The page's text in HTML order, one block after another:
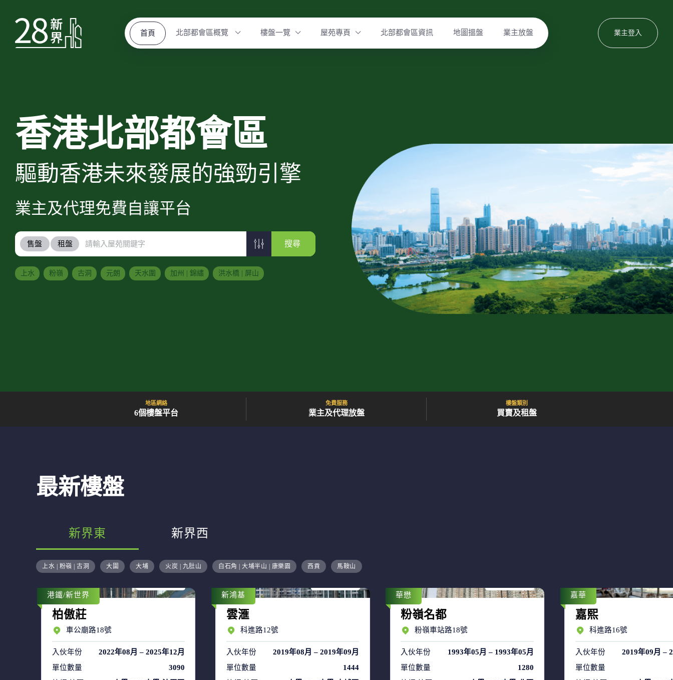
首頁 北部都會區概覽 樓盤一覽 屋苑專頁 北部都會區資訊 地圖搵盤 業主放盤 業主登入
香港北部都會區
驅動香港未來發展的強勁引擎
業主及代理免費自讓平台
售盤 租盤 搜尋
上水 粉嶺 古洞 元朗 天水圍 加州 | 錦繡 洪水橋 | 屏山
地區網絡
6個樓盤平台
免費服務
業主及代理放盤
樓盤類別
買賣及租盤
最新樓盤
新界東 新界西
上水 | 粉嶺 | 古洞 大圍 大埔 火炭 | 九肚山 白石角 | 大埔半山 | 康樂園 西貢 馬鞍山
售盤 44
港鐵/新世界
柏傲莊
車公廟路18號
入伙年份
2022年08月 – 2025年12月
單位數量
3090
售盤 17
新鴻基
雲滙
科進路12號
入伙年份
2019年08月 – 2019年09月
單位數量
1444
華懋
粉嶺名都
粉嶺車站路18號
入伙年份
1993年05月 – 1993年05月
單位數量
1280
嘉華
嘉熙
科進路16號
入伙年份
2019年09月 –
單位數量